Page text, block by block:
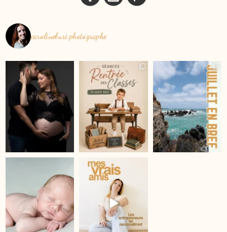
carolineburi.photographe